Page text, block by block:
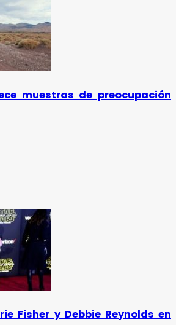
muestras de preocupación
Fisher y Debbie Reynolds en